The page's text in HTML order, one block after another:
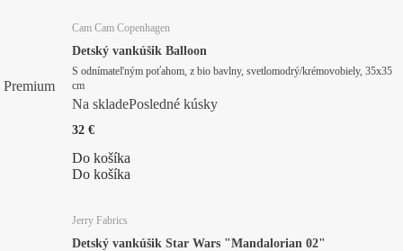
Premium
Cam Cam Copenhagen
Detský vankúšik Balloon
S odnímateľným poťahom, z bio bavlny, svetlomodrý/krémovobiely, 35x35
cm
Na skladePosledné kúsky
32 €
Do košíka
Do košíka
Jerry Fabrics
Detský vankúšik Star Wars "Mandalorian 02"